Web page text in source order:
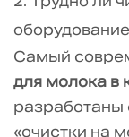
Самый
для молока в
разработаны
«очистки на